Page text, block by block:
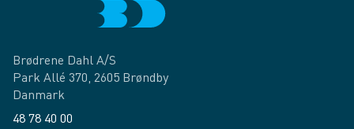
Brødrene Dahl A/S
Park Allé 370, 2605 Brøndby
Danmark
48 78 40 00